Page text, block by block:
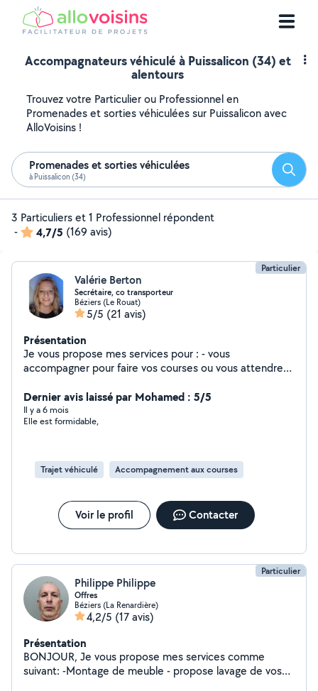
Accompagnateurs véhiculé à Puissalicon (34) et
alentours
Trouvez votre Particulier ou Professionnel en
Promenades et sorties véhiculées sur Puissalicon avec
AlloVoisins !
Promenades et sorties véhiculées
à Puissalicon (34)
3 Particuliers et 1 Professionnel répondent
-
4,7/5 (169 avis)
Particulier
Valérie Berton
Secrétaire, co transporteur
Béziers (Le Rouat)
5/5 (21 avis)
Présentation
Je vous propose mes services pour : - vous
accompagner pour faire vos courses ou vous attendre
aux drives de vos magasins habituels ; -
Accompagnement à vos rendez-vous médicaux et ce,
dans Béziers et alentours ; - Secrétariat : rédaction de
Dernier avis laissé par Mohamed : 5/5
Il y a 6 mois
Elle est formidable,
Trajet véhiculé Accompagnement aux courses
Voir le profil Contacter
Particulier
Philippe Philippe
Offres
Béziers (La Renardière)
4,2/5 (17 avis)
Présentation
BONJOUR, Je vous propose mes services comme
suivant: -Montage de meuble - propose lavage de vos